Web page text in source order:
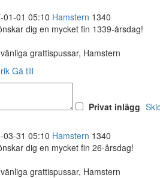
01-01 05:10 Hamstern 1340
dig en mycket fin 1339-årsdag!
grattispussar, Hamstern
Gå till
Privat inlägg
03-31 05:10 Hamstern 1340
dig en mycket fin 26-årsdag!
grattispussar, Hamstern